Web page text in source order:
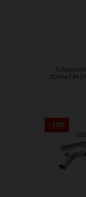
XDrive F44
-10%